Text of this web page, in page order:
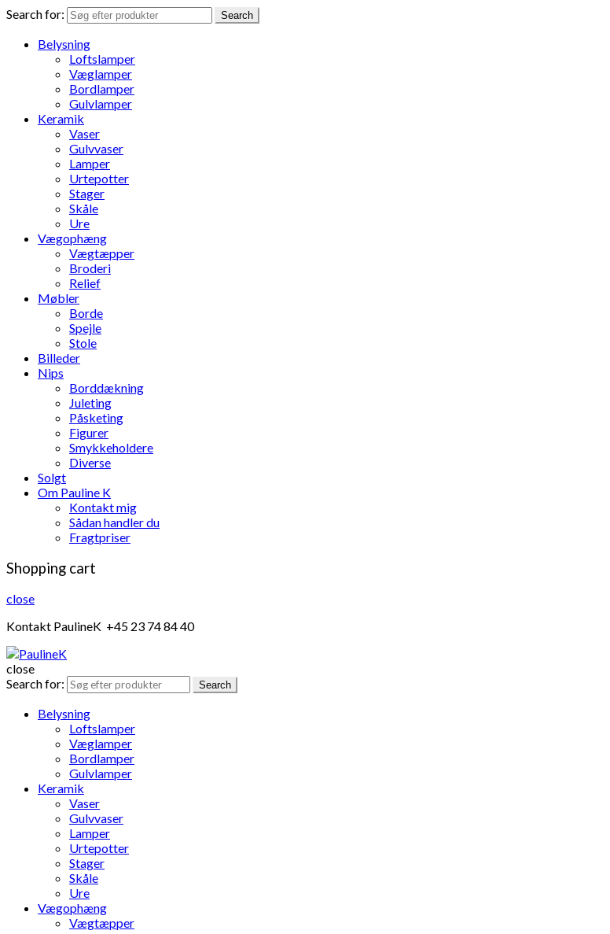
Search for: Search
Belysning
Loftslamper
Væglamper
Bordlamper
Gulvlamper
Keramik
Vaser
Gulvvaser
Lamper
Urtepotter
Stager
Skåle
Ure
Vægophæng
Vægtæpper
Broderi
Relief
Møbler
Borde
Spejle
Stole
Billeder
Nips
Borddækning
Juleting
Påsketing
Figurer
Smykkeholdere
Diverse
Solgt
Om Pauline K
Kontakt mig
Sådan handler du
Fragtpriser
Shopping cart
close
Kontakt PaulineK +45 23 74 84 40
close
Search for:
Search
Belysning
Loftslamper
Væglamper
Bordlamper
Gulvlamper
Keramik
Vaser
Gulvvaser
Lamper
Urtepotter
Stager
Skåle
Ure
Vægophæng
Vægtæpper